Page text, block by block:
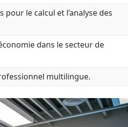
le calcul et l’analyse des
dans le secteur de
multilingue.